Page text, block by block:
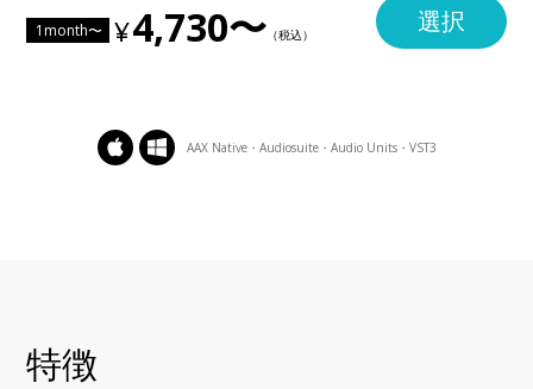
1month〜 4,730〜 選択
AAX Native・Audiosuite・Audio Units・VST3
特徴